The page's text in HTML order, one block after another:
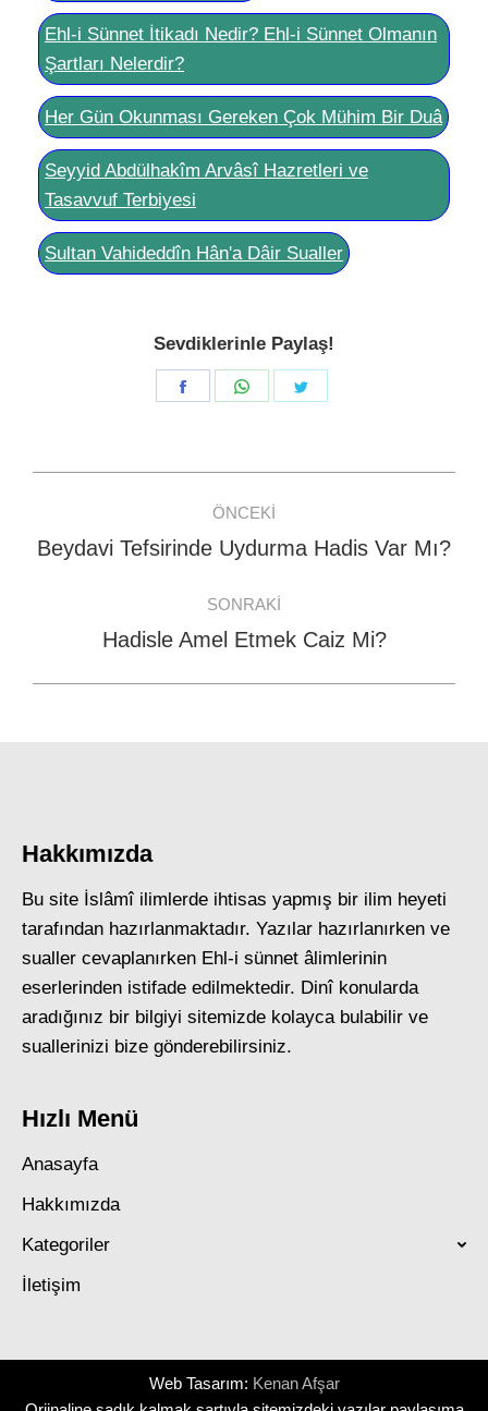
Ehl-i Sünnet İtikadı Nedir? Ehl-i Sünnet Olmanın
Şartları Nelerdir?
Her Gün Okunması Gereken Çok Mühim Bir Duâ
Seyyid Abdülhakîm Arvâsî Hazretleri ve
Tasavvuf Terbiyesi
Sultan Vahideddîn Hân'a Dâir Sualler
Sevdiklerinle Paylaş!
Share
Share
navigation
ÖNCEKI
Previous
Beydavi Tefsirinde Uydurma Hadis Var Mı?
SONRAKI
Next
Hadisle Amel Etmek Caiz Mi?
Hakkımızda
Bu site İslâmî ilimlerde ihtisas yapmış bir ilim heyeti
tarafından hazırlanmaktadır. Yazılar hazırlanırken ve
sualler cevaplanırken Ehl-i sünnet âlimlerinin
eserlerinden istifade edilmektedir. Dinî konularda
aradığınız bir bilgiyi sitemizde kolayca bulabilir ve
suallerinizi bize gönderebilirsiniz.
Hızlı Menü
Anasayfa
Hakkımızda
Kategoriler
İletişim
Web Tasarım: Kenan Afşar